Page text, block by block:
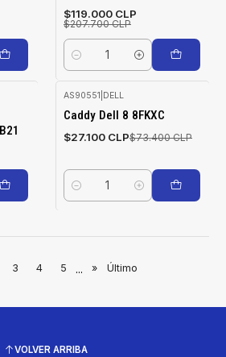
$119.000 CLP
$207.700 CLP
Cantidad
-63%
OFF
AS90551 DELL
Caddy Dell 8 8FKXC
$27.100 CLP$73.400 CLP
Cantidad
3 4 5 ... » Último
VOLVER ARRIBA